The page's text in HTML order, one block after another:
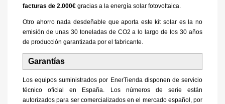
facturas de 2.000€ gracias a la energía solar fotovoltaica.
Otro ahorro nada desdeñable que aporta este kit solar es la no
emisión de unas 30 toneladas de CO2 a lo largo de los 30 años
de producción garantizada por el fabricante.
Garantías
Los equipos suministrados por EnerTienda disponen de servicio
técnico oficial en España. Los números de serie están
autorizados para ser comercializados en el mercado español, por